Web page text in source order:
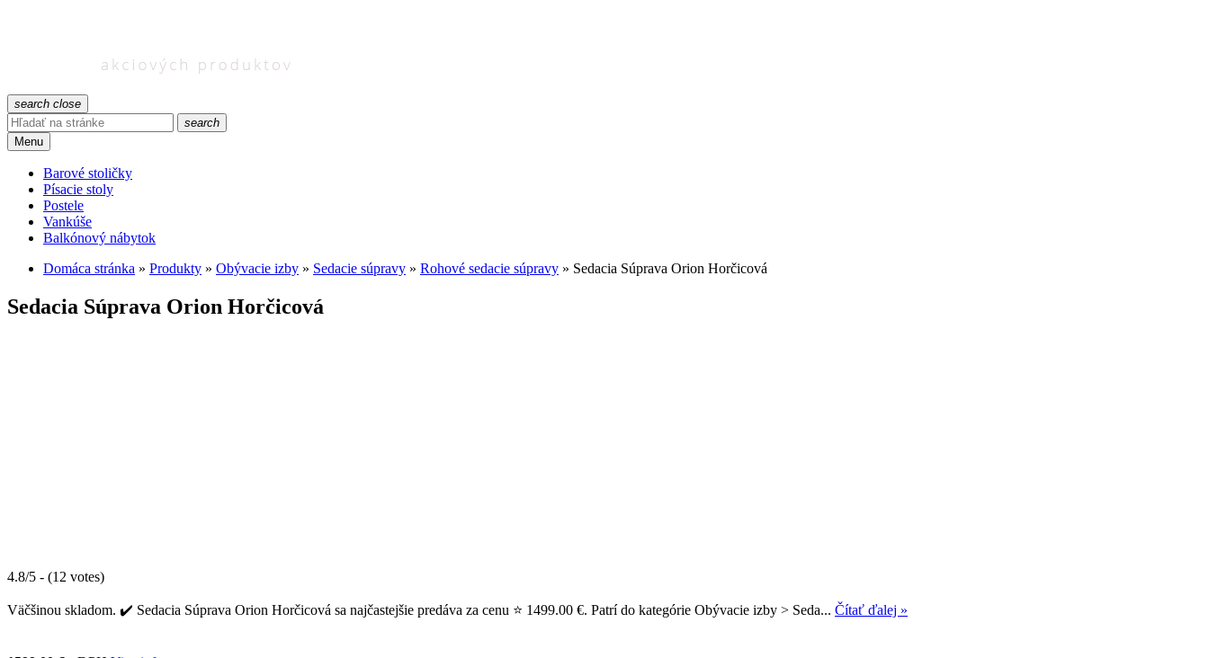
search close
search
Menu
Barové stoličky
Písacie stoly
Postele
Vankúše
Balkónový nábytok
Domáca stránka » Produkty » Obývacie izby » Sedacie súpravy » Rohové sedacie súpravy » Sedacia Súprava Orion Horčicová
Sedacia Súprava Orion Horčicová
4.8/5 - (12 votes)
Väčšinou skladom. ✔️ Sedacia Súprava Orion Horčicová sa najčastejšie predáva za cenu ⭐ 1499.00 €. Patrí do kategórie Obývacie izby > Seda... Čítať ďalej »